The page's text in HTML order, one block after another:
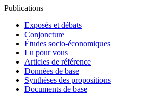
Publications
Exposés et débats
Conjoncture
Études socio-économiques
Lu pour vous
Articles de référence
Données de base
Synthèses des propositions
Documents de base